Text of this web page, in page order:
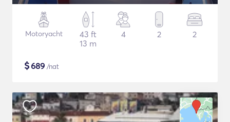
Motoryacht
43 ft
13 m
4 2 2
$689 /nat